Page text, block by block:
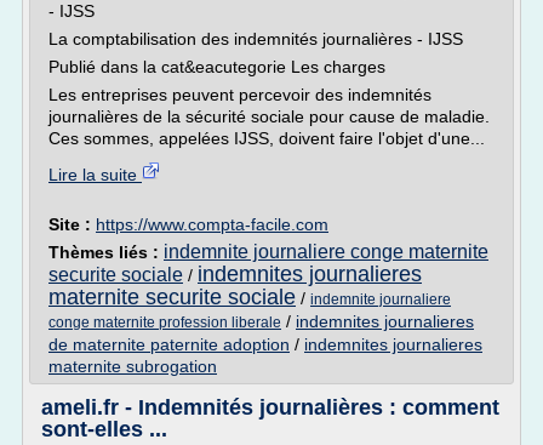
- IJSS
La comptabilisation des indemnités journalières - IJSS
Publié dans la cat&eacutegorie Les charges
Les entreprises peuvent percevoir des indemnités
journalières de la sécurité sociale pour cause de maladie.
Ces sommes, appelées IJSS, doivent faire l'objet d'une...
Lire la suite
Site : https://www.compta-facile.com
Thèmes liés : indemnite journaliere conge maternite
securite sociale / indemnites journalieres
maternite securite sociale / indemnite journaliere
conge maternite profession liberale / indemnites journalieres
de maternite paternite adoption / indemnites journalieres
maternite subrogation
ameli.fr - Indemnités journalières : comment
sont-elles ...